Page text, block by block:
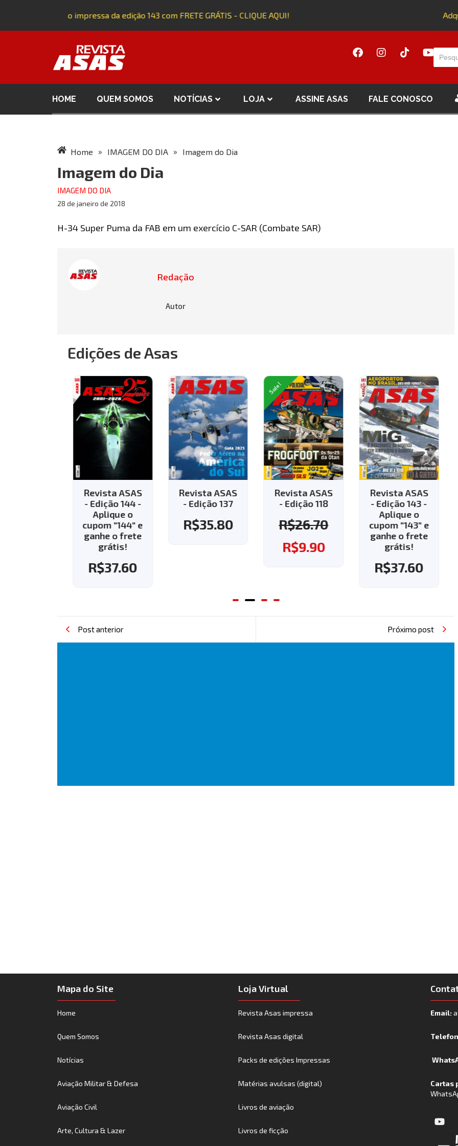
Adquira a versão impressa da edição 143 com FRETE GRÁTIS - CLIQUE AQUI!
HOME QUEM SOMOS NOTÍCIAS LOJA ASSINE ASAS FALE CONOSCO
Home » IMAGEM DO DIA » Imagem do Dia
Imagem do Dia
IMAGEM DO DIA
28 de janeiro de 2018
H-34 Super Puma da FAB em um exercício C-SAR (Combate SAR)
Redação
Autor
Edições de Asas
Revista ASAS
- Edição 144 -
Aplique o
cupom "144" e
ganhe o frete
grátis!
R$37.60
Revista ASAS
- Edição 137
R$35.80
Sale!
Revista ASAS
- Edição 118
R$26.70
R$9.90
Revista ASAS
- Edição 143 -
Aplique o
cupom "143" e
ganhe o frete
grátis!
R$37.60
Post anterior Próximo post
Mapa do Site
Home
Quem Somos
Notícias
Aviação Militar & Defesa
Aviação Civil
Arte, Cultura & Lazer
Loja Virtual
Revista Asas impressa
Revista Asas digital
Packs de edições Impressas
Matérias avulsas (digital)
Livros de aviação
Livros de ficção
Email:
Cartas